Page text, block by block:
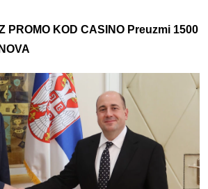
PROMO KOD CASINO Preuzmi 1500